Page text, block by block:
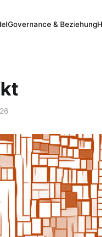
Governance & Beziehung